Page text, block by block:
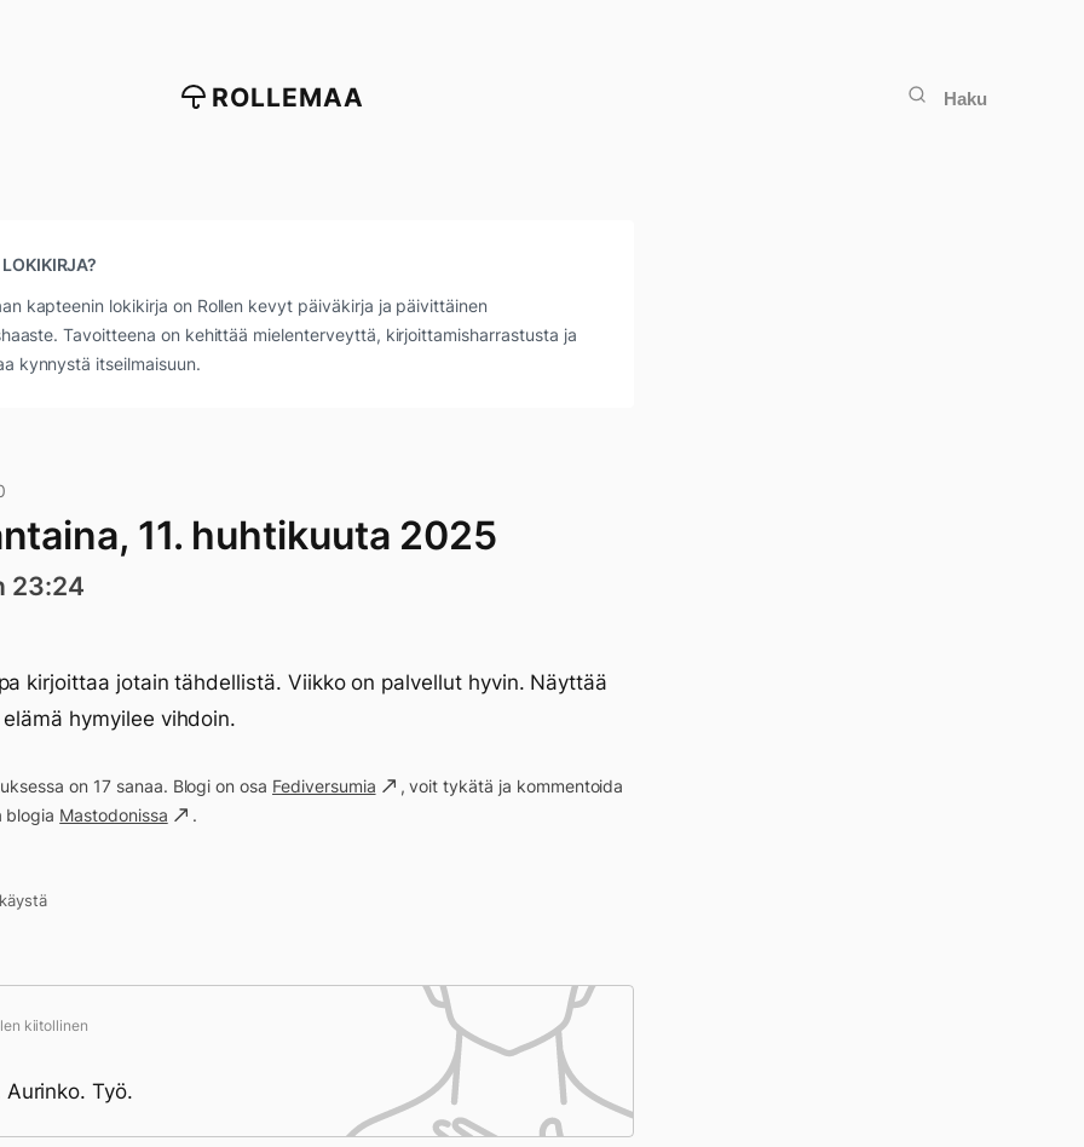
ROLLEMAA Haku
kapteenin lokikirja on Rollen kevyt päiväkirja ja päivittäinen
Tavoitteena on kehittää mielenterveyttä, kirjoittamisharrastusta ja
kynnystä itseilmaisuun.
11. huhtikuuta 2025
23:24
kirjoittaa jotain tähdellistä. Viikko on palvellut hyvin. Näyttää
hymyilee vihdoin.
on 17 sanaa. Blogi on osa Fediversumia
, voit tykätä ja kommentoida
blogia Mastodonissa .
kiitollinen
Aurinko. Työ.